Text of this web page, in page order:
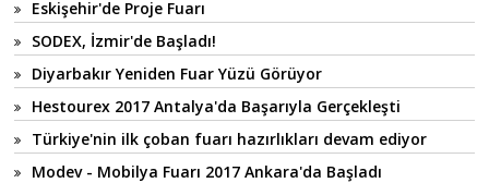
Eskişehir'de Proje Fuarı
SODEX, İzmir'de Başladı!
Diyarbakır Yeniden Fuar Yüzü Görüyor
Hestourex 2017 Antalya'da Başarıyla Gerçekleşti
Türkiye'nin ilk çoban fuarı hazırlıkları devam ediyor
Modev - Mobilya Fuarı 2017 Ankara'da Başladı